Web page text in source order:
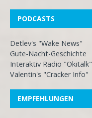
PODCASTS
Detlev's "Wake News"
Gute-Nacht-Geschichte
Interaktiv Radio "Okitalk"
Valentin's "Cracker Info"
EMPFEHLUNGEN